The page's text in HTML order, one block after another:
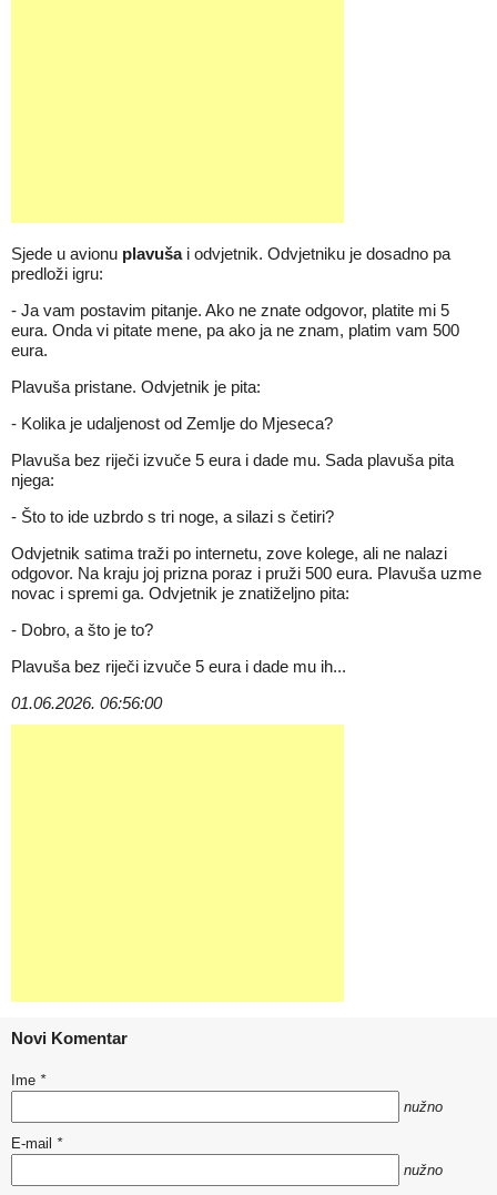
Sjede u avionu plavuša i odvjetnik. Odvjetniku je dosadno pa
predloži igru:
- Ja vam postavim pitanje. Ako ne znate odgovor, platite mi 5
eura. Onda vi pitate mene, pa ako ja ne znam, platim vam 500
eura.
Plavuša pristane. Odvjetnik je pita:
- Kolika je udaljenost od Zemlje do Mjeseca?
Plavuša bez riječi izvuče 5 eura i dade mu. Sada plavuša pita
njega:
- Što to ide uzbrdo s tri noge, a silazi s četiri?
Odvjetnik satima traži po internetu, zove kolege, ali ne nalazi
odgovor. Na kraju joj prizna poraz i pruži 500 eura. Plavuša uzme
novac i spremi ga. Odvjetnik je znatiželjno pita:
- Dobro, a što je to?
Plavuša bez riječi izvuče 5 eura i dade mu ih...
01.06.2026. 06:56:00
Novi Komentar
Ime *
nužno
E-mail *
nužno